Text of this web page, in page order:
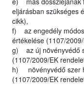
eljárásban szükséges
cikk),
f) az engedély
értékelése (1107/
g) az új növényvédő
(1107/2009/EK
h) növényvédő szer
(1107/2009/EK